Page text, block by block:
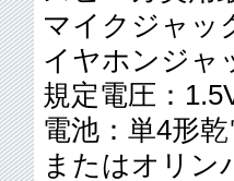
マイクジャッ
イヤホンジャ
規定電圧：
電池：単4形
またはオリン